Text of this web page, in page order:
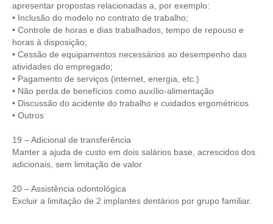
apresentar propostas relacionadas a, por exemplo:
• Inclusão do modelo no contrato de trabalho;
• Controle de horas e dias trabalhados, tempo de repouso e
horas à disposição;
• Cessão de equipamentos necessários ao desempenho das
atividades do empregado;
• Pagamento de serviços (internet, energia, etc.)
• Não perda de benefícios como auxílio-alimentação
• Discussão do acidente do trabalho e cuidados ergométricos
• Outros
19 – Adicional de transferência
Manter a ajuda de custo em dois salários base, acrescidos dos
adicionais, sem limitação de valor
20 – Assistência odontológica
Excluir a limitação de 2 implantes dentários por grupo familiar.